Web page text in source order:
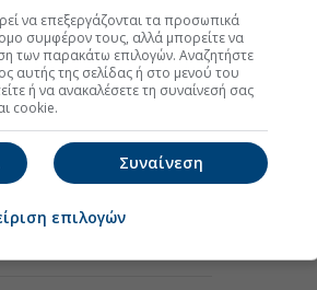
(16:53 30/07/2026)
(18:54 27/05/2026)
μερίσματος
να επεξεργάζονται τα προσωπικά
συμφέρον τους, αλλά μπορείτε να
των παρακάτω επιλογών. Αναζητήστε
αυτής της σελίδας ή στο μενού του
ή να ανακαλέσετε τη συναίνεσή σας
cookie.
Συναίνεση
επιλογών